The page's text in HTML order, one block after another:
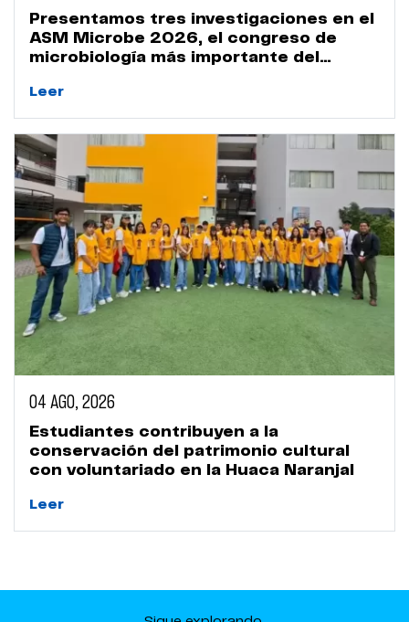
Presentamos tres investigaciones en el
ASM Microbe 2026, el congreso de
microbiología más importante del
Leer
04 AGO, 2026
Estudiantes contribuyen a la
conservación del patrimonio cultural
con voluntariado en la Huaca Naranjal
Leer